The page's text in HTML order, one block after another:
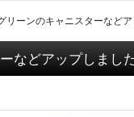
リーンのキャニスターなどア
などアップしました